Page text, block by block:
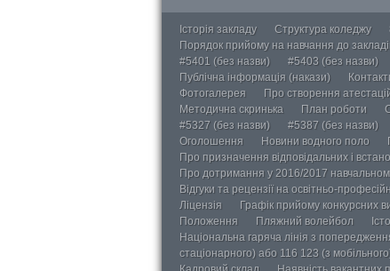
Історія закладу Структура коледжу
Порядок прийому на навчання до
#5401 (без назви)
#5403 (без назви)
Публічна інформація (накази)
Фотогалерея
Про створення
Методична скринька
План роботи
#5327 (без назви)
#5387 (без назви)
Оголошення
Новини водного поло
Про призначення відповідальних і
Про дотримання у 2016/2017
Відгуки та рецензії на освітньо-
Ліцензія
Графік прийому конкурсних
Положення
Пляжний волейбол
Національна гаряча лінія з
стаціонарного) або 116 123 (з